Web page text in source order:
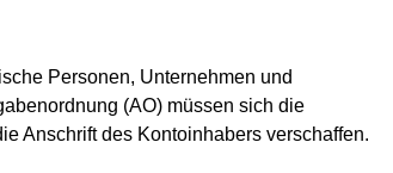
Personen, Unternehmen und
(AO) müssen sich die
Anschrift des Kontoinhabers verschaffen.